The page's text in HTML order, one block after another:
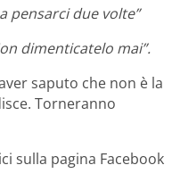
pensarci due volte”
dimenticatelo mai”.
saputo che non è la
Torneranno
sulla pagina Facebook